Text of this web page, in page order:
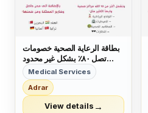
بطاقة الرعاية الصحية خصومات
تصل ٨٠٪ بشكل غير محدود
تشمل ١٠ الاف مركز صحي
والكثير منها الصيدليات اوالنوادي
والمطاعم الصحية وتجميلية كـ
زراعة الشعر والعمليات الجرحايه
Medical Services
Adrar
View details →